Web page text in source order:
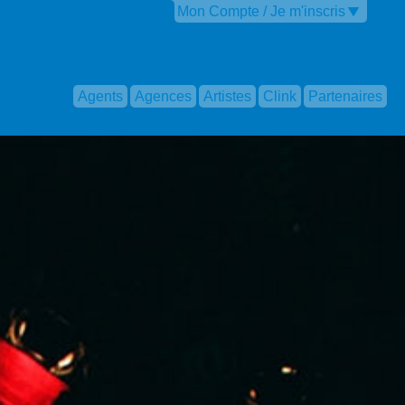
Mon Compte / Je m'inscris
Agents Agences Artistes Clink Partenaires